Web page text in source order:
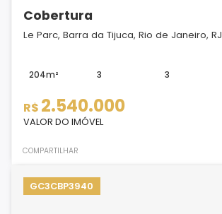
Cobertura
Le Parc, Barra da Tijuca, Rio de Janeiro, RJ
204m² 3 3
R$ 2.540.000
VALOR DO IMÓVEL
COMPARTILHAR
GC3CBP3940